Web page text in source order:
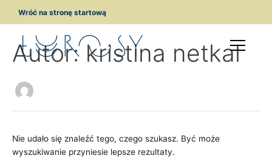
Wróć na stronę startową
Autor: kristina netkal
Nie udało się znaleźć tego, czego szukasz. Być może
wyszukiwanie przyniesie lepsze rezultaty.